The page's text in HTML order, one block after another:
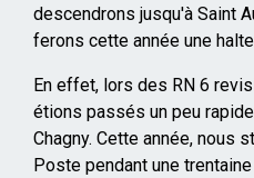
descendrons jusqu'à Saint
ferons cette année une
En effet, lors des RN 6
étions passés un peu
Chagny. Cette année, nous
Poste pendant une